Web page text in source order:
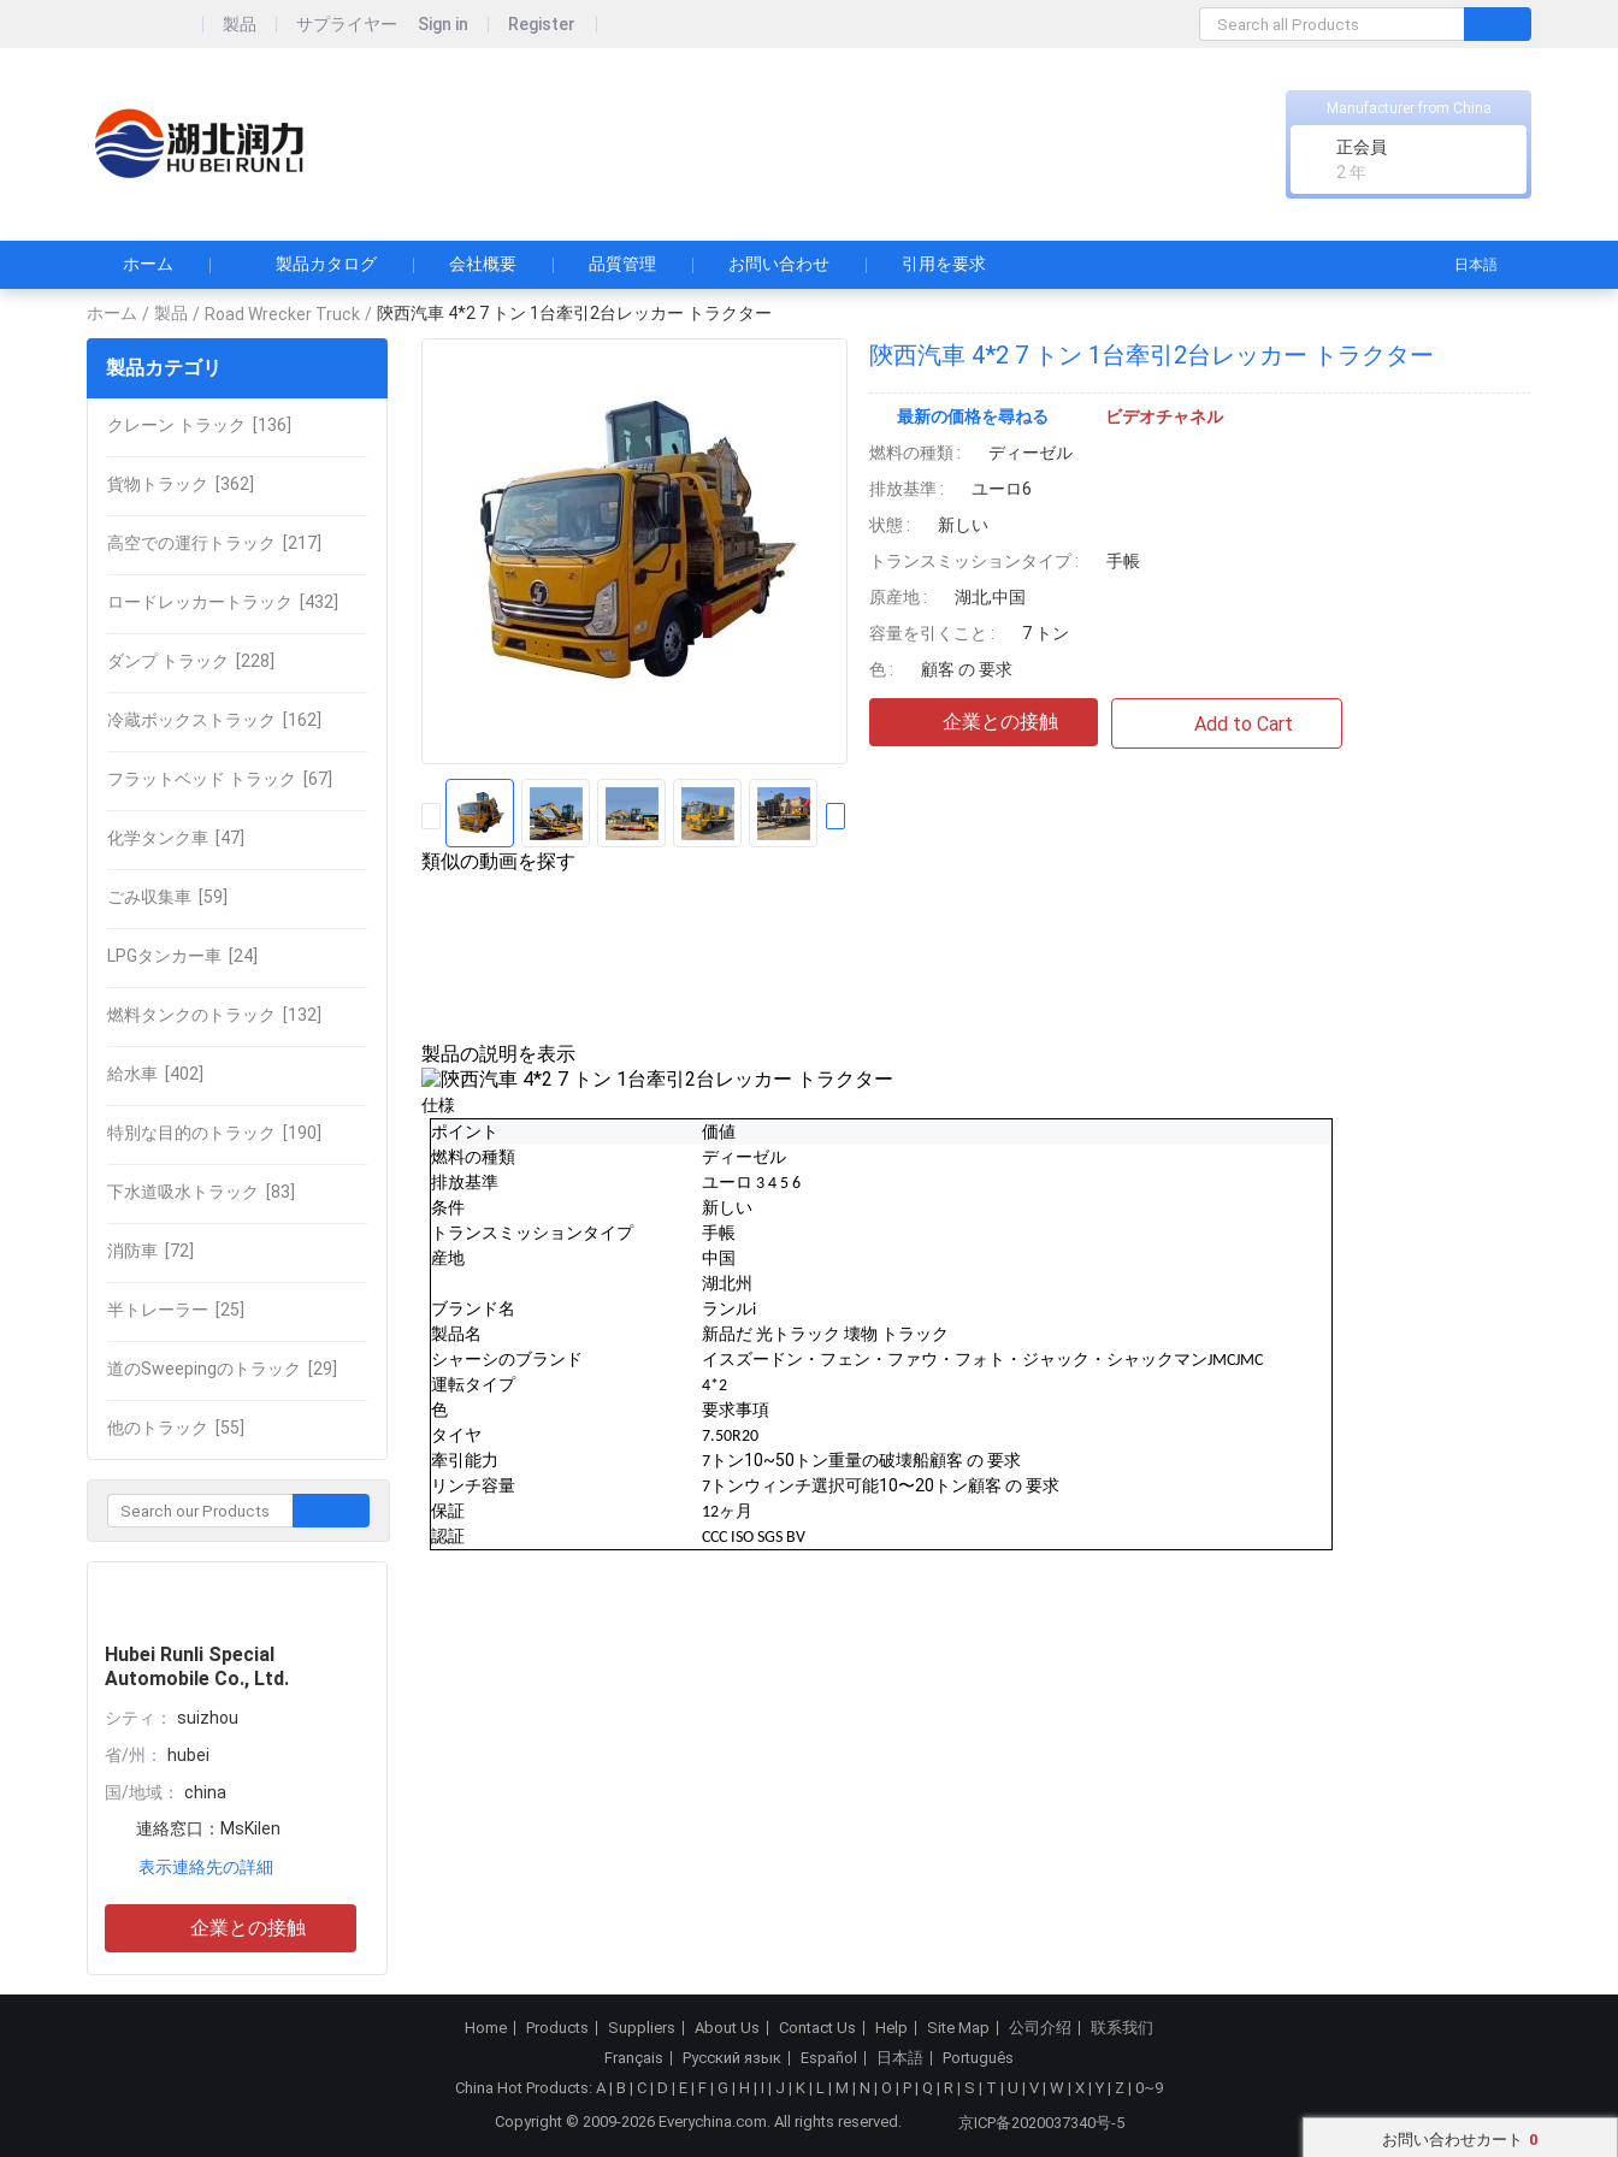
製品 サプライヤー Sign in Register
Manufacturer from China
正会員
2 年
ホーム 製品カタログ 会社概要 品質管理 お問い合わせ 引用を要求 日本語
ホーム / 製品 / Road Wrecker Truck / 陝西汽車 4*2 7 トン 1台牽引2台レッカー トラクター
製品カテゴリ
クレーン トラック [136]
貨物トラック [362]
高空での運行トラック [217]
ロードレッカートラック [432]
ダンプ トラック [228]
冷蔵ボックストラック [162]
フラットベッド トラック [67]
化学タンク車 [47]
ごみ収集車 [59]
LPGタンカー車 [24]
燃料タンクのトラック [132]
給水車 [402]
特別な目的のトラック [190]
下水道吸水トラック [83]
消防車 [72]
半トレーラー [25]
道のSweepingのトラック [29]
他のトラック [55]
Hubei Runli Special
Automobile Co., Ltd.
シティ：
suizhou
省/州：
hubei
国/地域：
china
連絡窓口： MsKilen
表示連絡先の詳細
企業との接触
陝西汽車 4*2 7 トン 1台牽引2台レッカー トラクター
最新の価格を尋ねる
ビデオチャネル
燃料の種類 :
ディーゼル
排放基準 :
ユーロ6
状態 :
新しい
トランスミッションタイプ :
手帳
原産地 :
湖北,中国
容量を引くこと :
7 トン
色 :
顧客 の 要求
企業との接触 Add to Cart
類似の動画を探す
製品の説明を表示
仕様
ポイント
価値
燃料の種類
ディーゼル
排放基準
ユーロ 3 4 5 6
条件
新しい
トランスミッションタイプ
手帳
産地
中国
湖北州
ブランド名
ランルi
製品名
新品だ 光 トラック 壊物 トラック
シャーシのブランド
イスズー ドン・フェン・ファウ・フォト・ジャック・シャックマンJMCJMC
運転タイプ
4*2
色
要求事項
タイヤ
7.50R20
牽引能力
7 トン10~50トン重量の破壊船顧客 の 要求
リンチ容量
7 トンウィンチ選択可能10〜20トン顧客 の 要求
保証
12ヶ月
認証
CCC ISO SGS BV
お問い合わせカート 0
Home Products Suppliers About Us Contact Us Help Site Map 公司介绍
联系我们
Français
Русский язык Español 日本語
Português
China Hot Products: A | B | C | D | E | F | G | H | I | J | K | L | M | N | O | P | Q | R | S | T | U | V | W | X | Y | Z | 0~9
Copyright © 2009-2026 Everychina.com. All rights reserved.
京ICP备2020037340号-5